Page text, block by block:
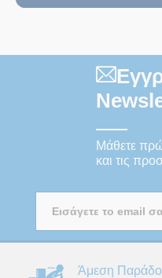
Μάθετε
και τις
Άμεση